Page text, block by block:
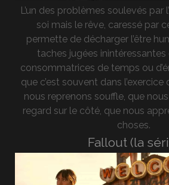
L’un des problèmes soulevés par
soi mais le rêve, caressé par
permette de décharger l’être
taches jugées
consommatrices de temps ou
que c’est souvent dans
nous reprenons souffle, que
regard sur le côté, que nous
choses.
Fallout (la